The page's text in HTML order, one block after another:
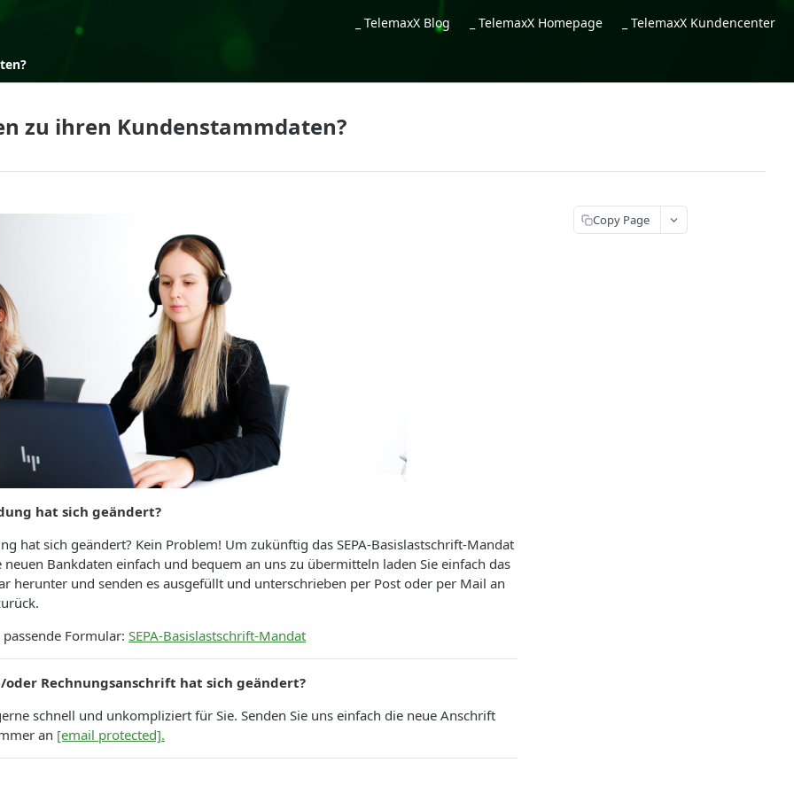
_ TelemaxX Blog _ TelemaxX Homepage _ TelemaxX Kundencenter
zu ihren Kundenstammdaten?
hat sich geändert?
hat sich geändert? Kein Problem! Um zukünftig das SEPA-Basislastschrift-Mandat
Bankdaten einfach und bequem an uns zu übermitteln laden Sie einfach das
herunter und senden es ausgefüllt und unterschrieben per Post oder per Mail an
Formular: SEPA-Basislastschrift-Mandat
Rechnungsanschrift hat sich geändert?
schnell und unkompliziert für Sie. Senden Sie uns einfach die neue Anschrift
an [email protected].
Copy Page